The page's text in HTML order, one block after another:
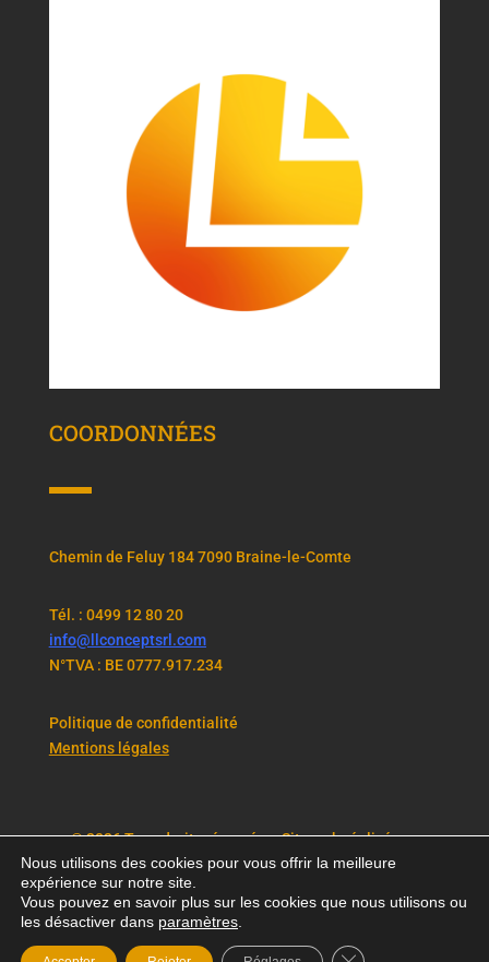
COORDONNÉES
Chemin de Feluy 184 7090 Braine-le-Comte
Tél. : 0499 12 80 20
info@llconceptsrl.com
N°TVA : BE 0777.917.234
Politique de confidentialité
Mentions légales
©2026Tous droits réservés – Site web réalisé par
MMBeWeb
Nous utilisons des cookies pour vous offrir la meilleure
expérience sur notre site.
Vous pouvez en savoir plus sur les cookies que nous utilisons ou
les désactiver dans paramètres
Fermer la bannière